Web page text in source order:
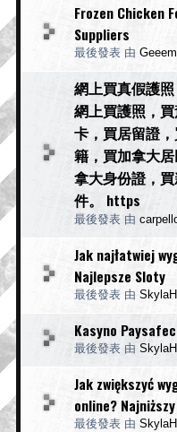
Frozen Chicken
Suppliers
最後發表 由
網上買真假護照
網上買護照，
卡，買居留證
籍，買加拿大
拿大身份證，
件。 https
最後發表 由
Jak najłatwiej
Najlepsze Sloty
最後發表 由
Kasyno
最後發表 由
Jak zwiększyć
online?
最後發表 由